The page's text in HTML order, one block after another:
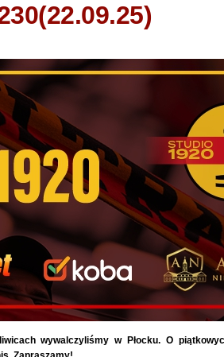
wywalczyliśmy w Płocku. O